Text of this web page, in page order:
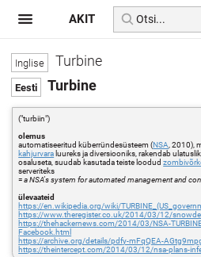
Turbine
Turbine
("turbiin")
olemus
automatiseeritud küberründesüsteem (NSA , 2010),
kahjurvara luureks ja diversiooniks, rakendab
osaluseta, suudab kasutada teiste loodud
serveriteks
=a NSA's system for automated management and
ülevaateid
https://en.wikipedia.org/wiki/
https://www.theregister.co.uk/2014/03/12/
https://thehackernews.com/2014/03/NSA-
Facebook.html
https://archive.org/details/pdfy-mFqQEA-
https://theintercept.com/2014/03/12/nsa-plans-
AKIT